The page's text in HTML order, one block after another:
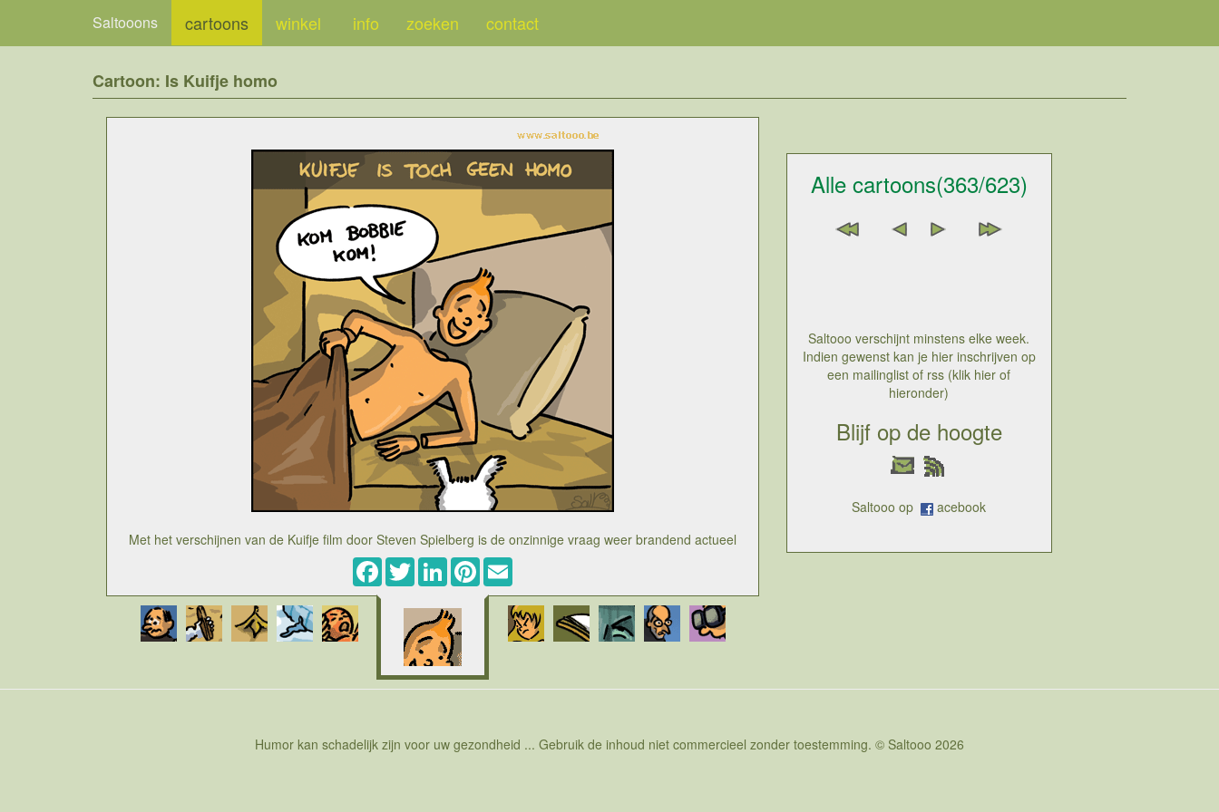
Saltooons cartoons winkel info zoeken contact
Cartoon: Is Kuifje homo
Met het verschijnen van de Kuifje film door Steven Spielberg is de onzinnige vraag weer brandend actueel
Cartoon over de vraag die blijkbaar bij voldoende mensen leeft, namelijk of Kuifje homo is. De strips over
Kuifje worden dermate vaak en diepgaand geanalyseerd, dat het haast niet anders kan dan dat er dingen
uitgehaald worden die geestelijke vader Herge er nooit ingestopt heeft. De eerste albums tekende hij zelfs
van strook naar strook zonder een idee te hebben waar hij naartoe ging. Kuifje werd ondergesneeuwd dan
vond bobbie plots een zak zout... Later is Herge veel grondiger gaan uitwerken. Maar zelfs dan blijft een
strip een strip, waar je al bij al weinig ruimte hebt om veel te vertellen. Noodgedwongen worden de
personages vereenvoudigd en zelfs gekarikaturiseerd. Het is dan ook onzinning om in een vereenvoudigd
karakter, die eigenlijk vooral deugdzaamheid is om niet te zeggen saai zonder de stoten van zijn vrienden, te
zijn stempel op de strips gezet. Er wordt in de media zelfs een psychiater opgetrommeld om de vraag op te
Facebook
TwitterLinkedInPinterest
Alle cartoons(363/623)
Saltooo verschijnt minstens elke week.
Indien gewenst kan je hier inschrijven op
een mailinglist of rss (klik hier of
hieronder)
Blijf op de hoogte
Saltooo op acebook
Humor kan schadelijk zijn voor uw gezondheid ... Gebruik de inhoud niet commercieel zonder toestemming. © Saltooo 2026